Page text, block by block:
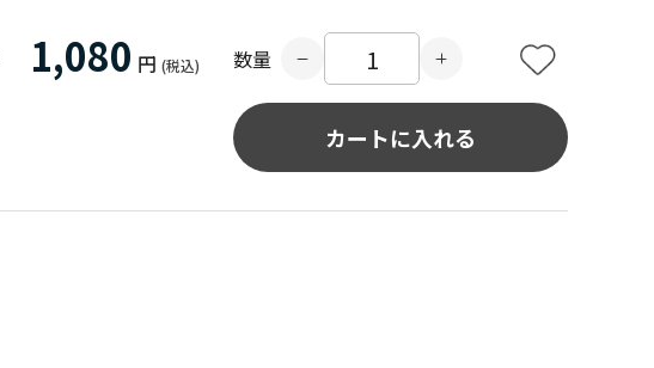
1,080 円 (税込) 数量
カートに入れる